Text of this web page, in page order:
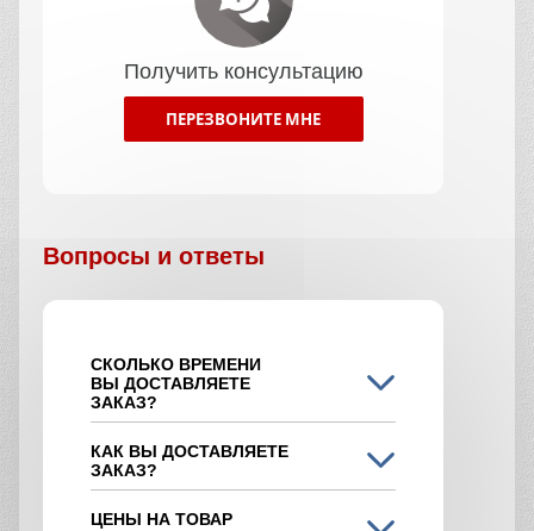
Получить консультацию
ПЕРЕЗВОНИТЕ МНЕ
Вопросы и ответы
СКОЛЬКО ВРЕМЕНИ
ВЫ ДОСТАВЛЯЕТЕ
ЗАКАЗ?
КАК ВЫ ДОСТАВЛЯЕТЕ
ЗАКАЗ?
ЦЕНЫ НА ТОВАР